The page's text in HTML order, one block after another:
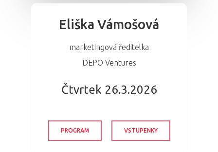
Eliška Vámošová
marketingová ředitelka
DEPO Ventures
Čtvrtek 26.3.2026
PROGRAM VSTUPENKY